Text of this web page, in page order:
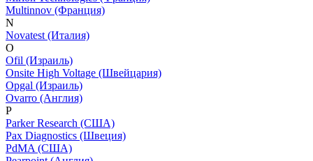
Multinnov (Франция)
N
Novatest (Италия)
O
Ofil (Израиль)
Onsite High Voltage (Швейцария)
Opgal (Израиль)
Ovarro (Англия)
P
Parker Research (США)
Pax Diagnostics (Швеция)
PdMA (США)